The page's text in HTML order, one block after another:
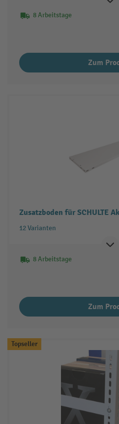
8 Arbeitstage
Zum
Zusatzboden für SCHULTE
12 Varianten
8 Arbeitstage
Zum
Topseller